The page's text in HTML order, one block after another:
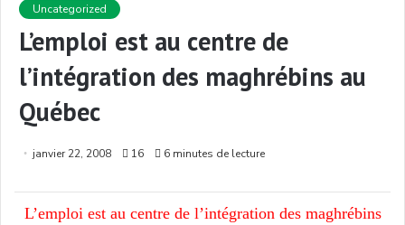
Uncategorized
L’emploi est au centre de
l’intégration des maghrébins au
Québec
janvier 22, 2008 16 6 minutes de lecture
L’emploi est au centre de l’intégration des maghrébins